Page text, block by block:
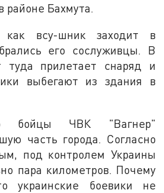
районе Бахмута.
всу-шник заходит в
его сослуживцы. В
туда прилетает снаряд и
выбегают из здания в
бойцы ЧВК "Вагнер"
часть города. Согласно
под контролем Украины
пара километров. Почему
украинские боевики не